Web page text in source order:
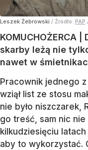
Leszek Żebrowski / Źródło: PAP
KOMUCHOŻERCA
skarby leżą nie
nawet w
Pracownik jednego
wziął list ze stosu
nie było niszczarek,
go treść, sam nic nie
kilkudziesięciu
aby to wykorzystać.